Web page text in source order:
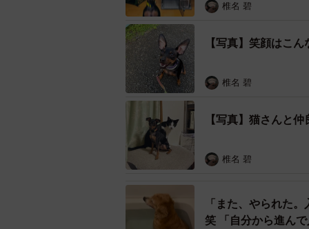
椎名 碧
【写真】笑顔はこ
椎名 碧
【写真】猫さんと
椎名 碧
「また、やられた
笑 「自分から進ん